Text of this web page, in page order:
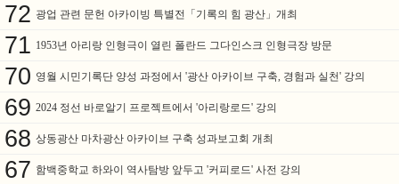
72 광업 관련 문헌 아카이빙 특별전「기록의 힘 광산」개최
71 1953년 아리랑 인형극이 열린 폴란드 그다인스크 인형극장 방문
70 영월 시민기록단 양성 과정에서 '광산 아카이브 구축, 경험과 실천' 강의
69 2024 정선 바로알기 프로젝트에서 '아리랑로드' 강의
68 상동광산 마차광산 아카이브 구축 성과보고회 개최
67 함백중학교 하와이 역사탐방 앞두고 '커피로드' 사전 강의